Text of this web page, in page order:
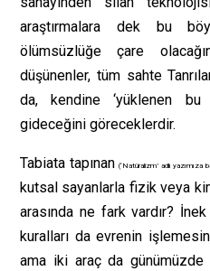
araştırmalara dek bu
ölümsüzlüğe çare
düşünenler, tüm sahte
da, kendine ‘yüklenen bu
gideceğini göreceklerdir.
Tabiata tapınan(‘Natüralizm’ adlı yazımıza
kutsal sayanlarla fizik veya
arasında ne fark vardır?
kuralları da evrenin
ama iki araç da